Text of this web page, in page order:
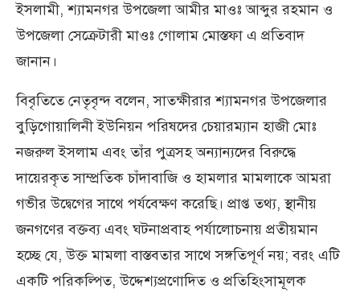
ইসলামী, শ্যামনগর উপজেলা আমীর মাওঃ আব্দুর রহমান ও
উপজেলা সেক্রেটারী মাওঃ গোলাম মোস্তফা এ প্রতিবাদ
জানান।
বিবৃতিতে নেতৃবৃন্দ বলেন, সাতক্ষীরার শ্যামনগর উপজেলার
বুড়িগোয়ালিনী ইউনিয়ন পরিষদের চেয়ারম্যান হাজী মোঃ
নজরুল ইসলাম এবং তাঁর পুত্রসহ অন্যান্যদের বিরুদ্ধে
দায়েরকৃত সাম্প্রতিক চাঁদাবাজি ও হামলার মামলাকে আমরা
গভীর উদ্বেগের সাথে পর্যবেক্ষণ করেছি। প্রাপ্ত তথ্য, স্থানীয়
জনগণের বক্তব্য এবং ঘটনাপ্রবাহ পর্যালোচনায় প্রতীয়মান
হচ্ছে যে, উক্ত মামলা বাস্তবতার সাথে সঙ্গতিপূর্ণ নয়; বরং এটি
একটি পরিকল্পিত, উদ্দেশ্যপ্রণোদিত ও প্রতিহিংসামূলক